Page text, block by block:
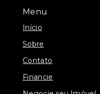
Menu
Início
Sobre
Contato
Financie